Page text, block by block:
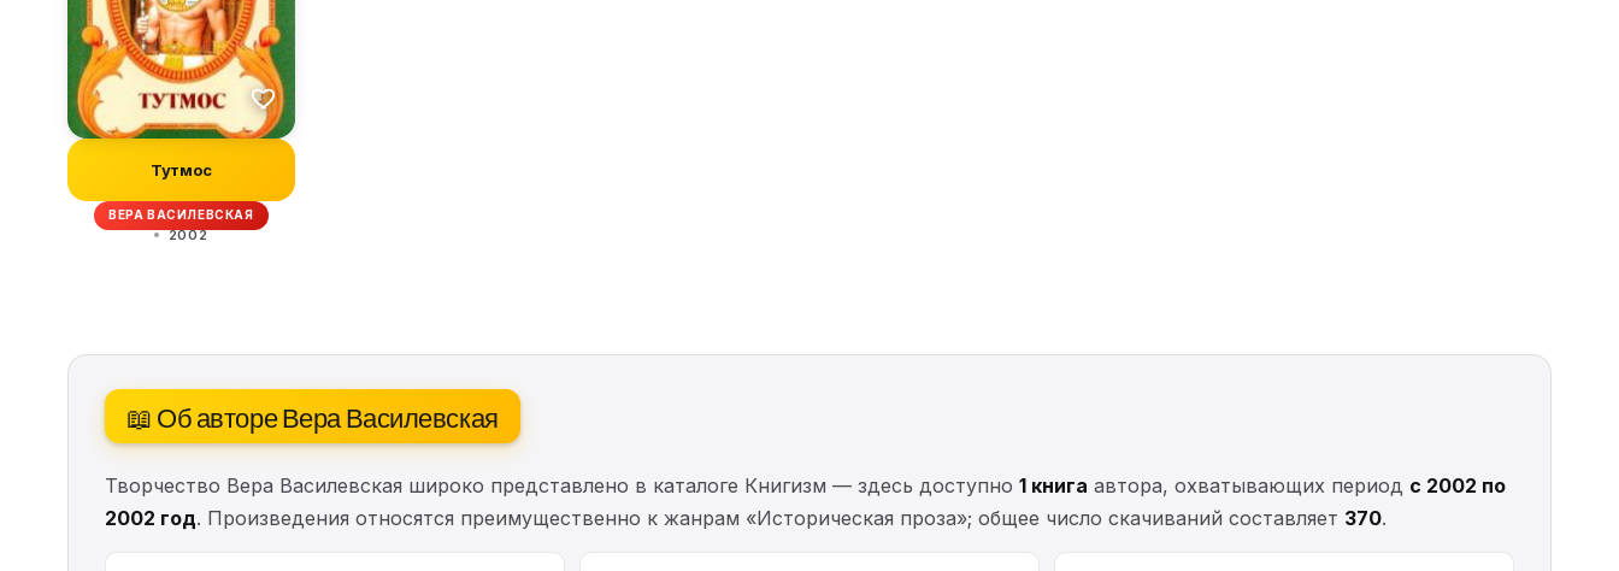
Тутмос
ВЕРА ВАСИЛЕВСКАЯ
2002
📖 Об авторе Вера Василевская
Творчество Вера Василевская широко представлено в каталоге Книгизм — здесь доступно 1 книга автора, охватывающих период с 2002 по
2002 год. Произведения относятся преимущественно к жанрам «Историческая проза»; общее число скачиваний составляет 370.